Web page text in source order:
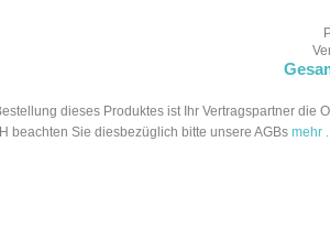
dieses Produktes ist Ihr Vertragspartner die
beachten Sie diesbezüglich bitte unsere AGBs mehr